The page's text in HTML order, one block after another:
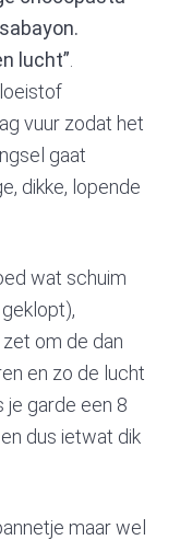
lucht”
vuur zodat het
gaat
dikke, lopende
wat schuim
om de dan
en zo de lucht
je garde een 8
dus ietwat dik
maar wel